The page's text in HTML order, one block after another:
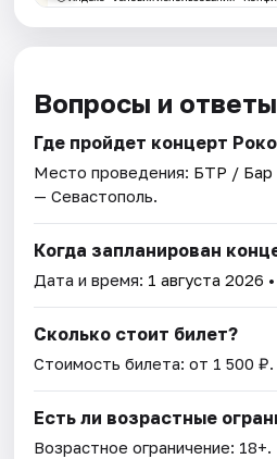
Вопросы и ответы
Где пройдет концерт
Место проведения: БТР / Бар
— Севастополь.
Когда запланирован
Дата и время: 1 августа 2026
Сколько стоит билет?
Стоимость билета: от 1 500 ₽.
Есть ли возрастные
Возрастное ограничение: 18+.